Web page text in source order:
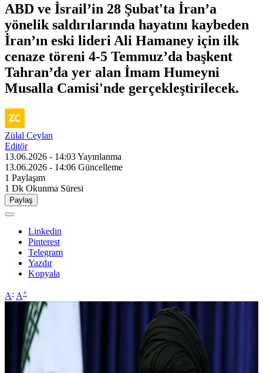
ABD ve İsrail’in 28 Şubat'ta İran’a
yönelik saldırılarında hayatını kaybeden
İran’ın eski lideri Ali Hamaney için ilk
cenaze töreni 4-5 Temmuz’da başkent
Tahran’da yer alan İmam Humeyni
Musalla Camisi'nde gerçekleştirilecek.
Zülal Ceylan
Editör
13.06.2026 - 14:03Yayınlanma
13.06.2026 - 14:06 Güncelleme
1 Paylaşım
1 Dk Okunma Süresi
Paylaş
Linkedin
Pinterest
Telegram
Yazdır
Kopyala
A- A+